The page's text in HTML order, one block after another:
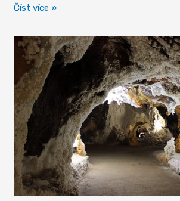
Svět
Číst více »